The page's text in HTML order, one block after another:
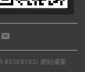
RESERVED.網站備案